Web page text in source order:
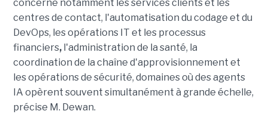
concerne notamment les services clients et les
centres de contact, l'automatisation du codage et du
DevOps, les opérations IT et les processus
financiers,l'administration de la santé, la
coordination de la chaîne d'approvisionnement et
les opérations de sécurité, domaines où des agents
IA opèrent souvent simultanément à grande échelle,
précise M. Dewan.